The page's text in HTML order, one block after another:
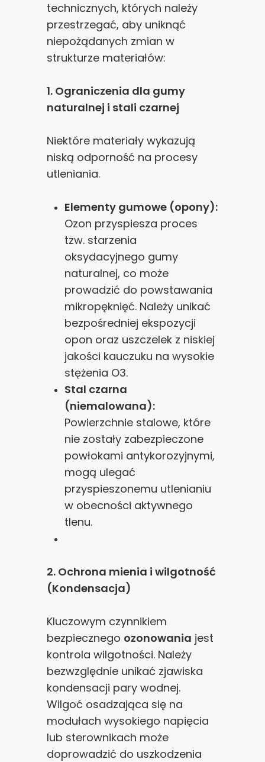
technicznych, których należy
przestrzegać, aby uniknąć
niepożądanych zmian w
strukturze materiałów:
1. Ograniczenia dla gumy
naturalnej i stali czarnej
Niektóre materiały wykazują
niską odporność na procesy
utleniania.
Elementy gumowe (opony):
Ozon przyspiesza proces
tzw. starzenia
oksydacyjnego gumy
naturalnej, co może
prowadzić do powstawania
mikropęknięć. Należy unikać
bezpośredniej ekspozycji
opon oraz uszczelek z niskiej
jakości kauczuku na wysokie
stężenia O3.
Stal czarna
(niemalowana):
Powierzchnie stalowe, które
nie zostały zabezpieczone
powłokami antykorozyjnymi,
mogą ulegać
przyspieszonemu utlenianiu
w obecności aktywnego
tlenu.
2. Ochrona mienia i wilgotność
(Kondensacja)
Kluczowym czynnikiem
bezpiecznego ozonowania jest
kontrola wilgotności. Należy
bezwzględnie unikać zjawiska
kondensacji pary wodnej.
Wilgoć osadzająca się na
modułach wysokiego napięcia
lub sterownikach może
doprowadzić do uszkodzenia